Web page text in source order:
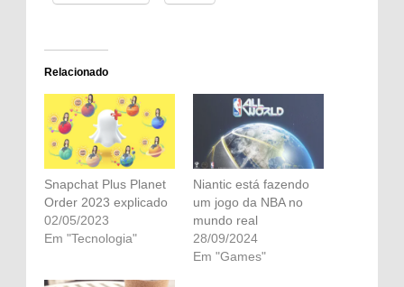
Relacionado
Snapchat Plus Planet
Order 2023 explicado
02/05/2023
Em "Tecnologia"
Niantic está fazendo
um jogo da NBA no
mundo real
28/09/2024
Em "Games"